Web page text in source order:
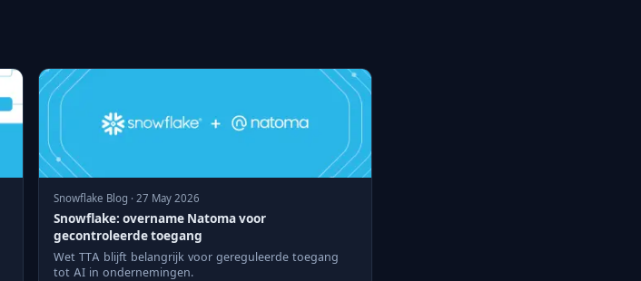
Snowflake Blog · 27 May 2026
Snowflake: overname Natoma voor
gecontroleerde toegang
Wet TTA blijft belangrijk voor gereguleerde toegang
tot AI in ondernemingen.